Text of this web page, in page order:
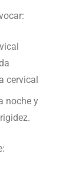
cervical
noche y